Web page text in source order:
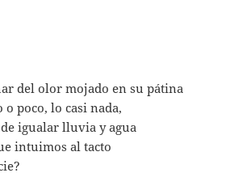
del olor mojado en su pátina
poco, lo casi nada,
igualar lluvia y agua
intuimos al tacto